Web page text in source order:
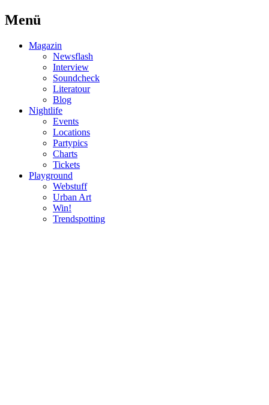
Menü
Magazin
Newsflash
Interview
Soundcheck
Literatour
Blog
Nightlife
Events
Locations
Partypics
Charts
Tickets
Playground
Webstuff
Urban Art
Win!
Trendspotting